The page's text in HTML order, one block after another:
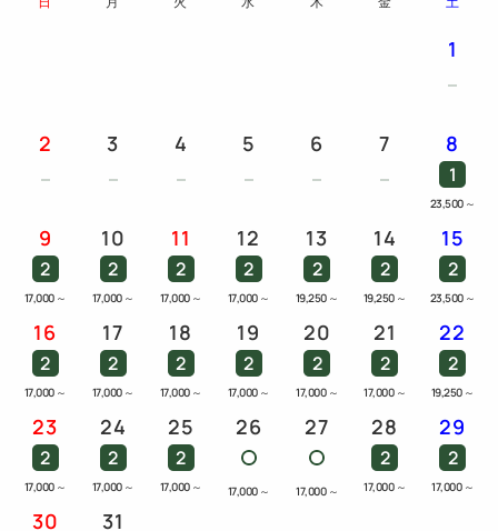
1
2 3 4 5 6 7 8
1
23,500 ～
9
2
17,000 ～
10
2
17,000 ～
11
2
17,000 ～
12
2
17,000 ～
13
2
19,250 ～
14
2
19,250 ～
15
2
23,500 ～
16
2
17,000 ～
17
2
17,000 ～
18
2
17,000 ～
19
2
17,000 ～
20
2
17,000 ～
21
2
17,000 ～
22
2
19,250 ～
23
2
17,000 ～
24
2
17,000 ～
25
2
17,000 ～
26
17,000 ～
27
17,000 ～
28
2
17,000 ～
29
2
17,000 ～
30 31